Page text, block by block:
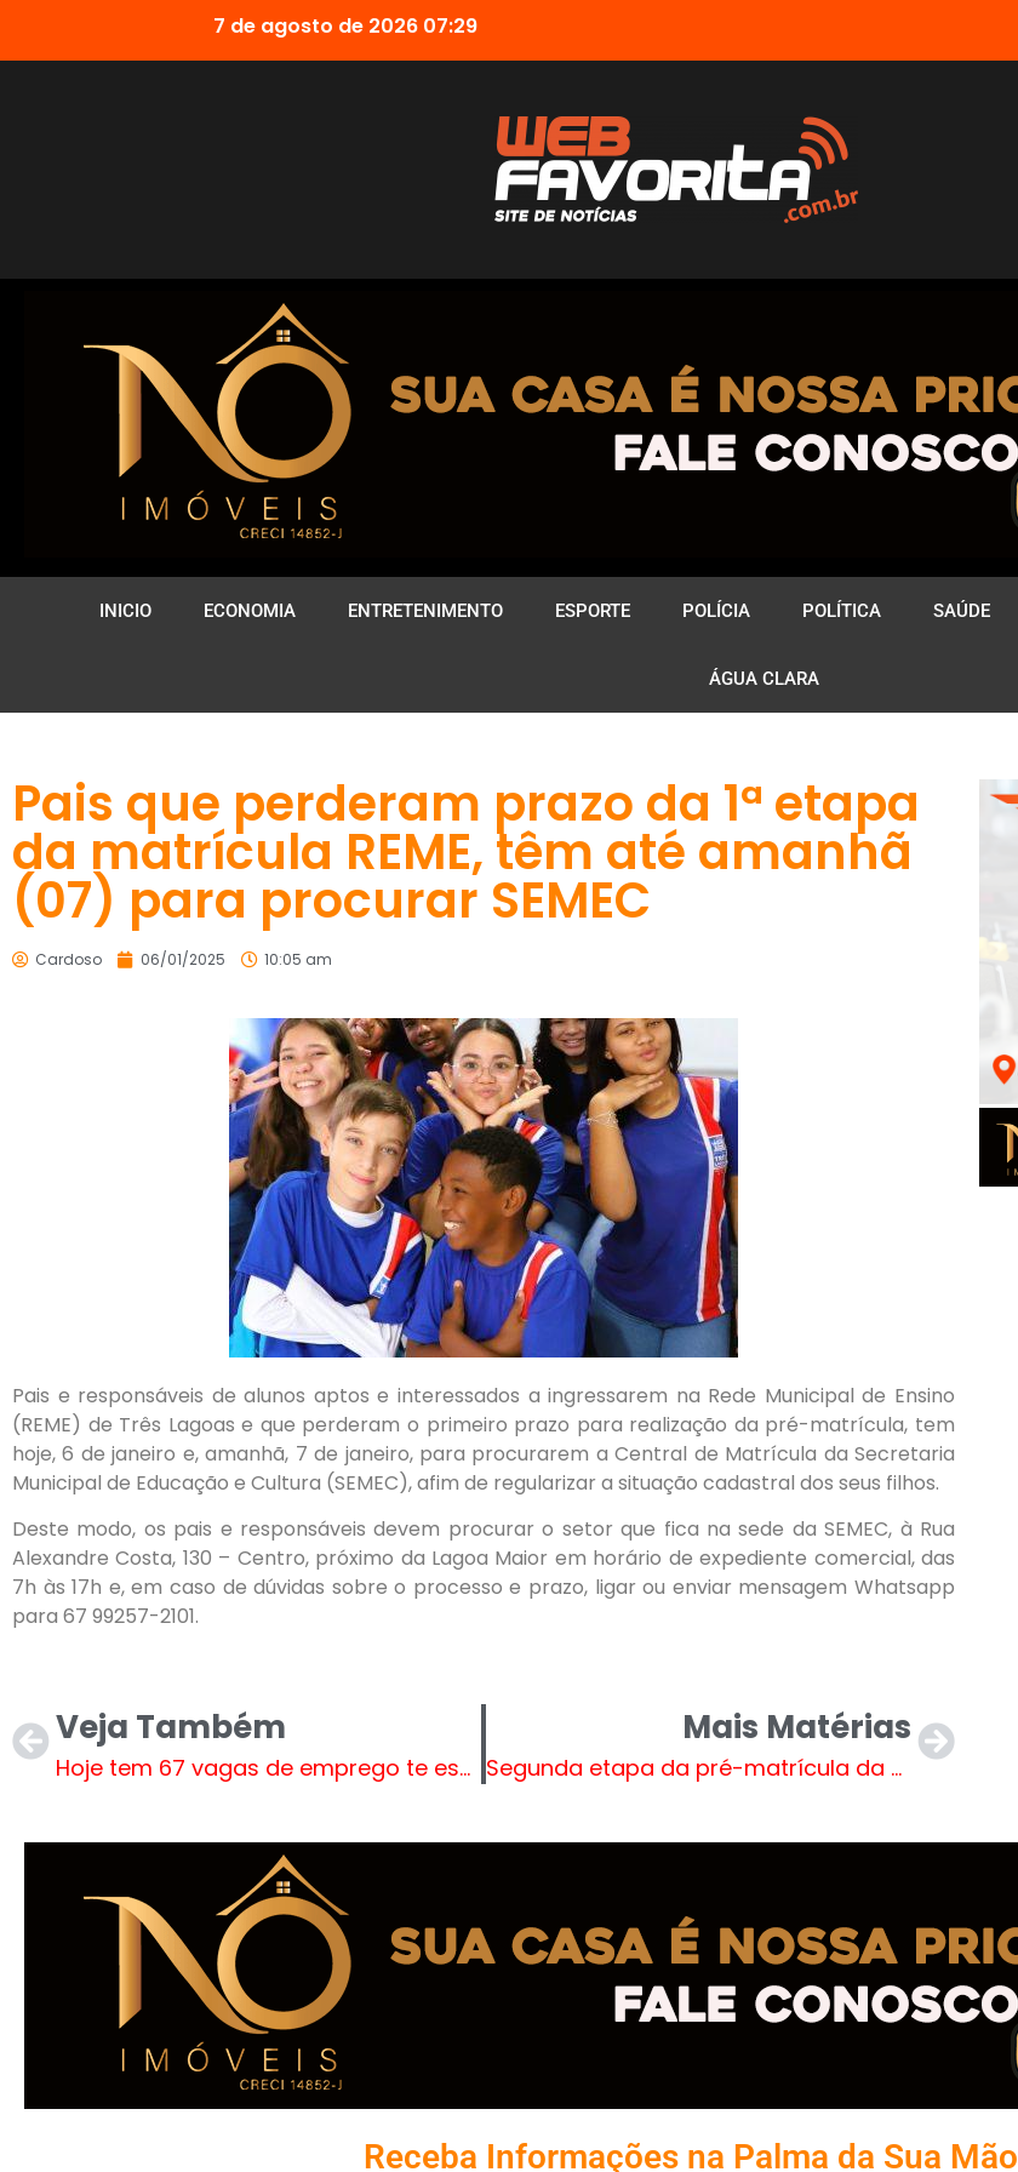
7 de agosto de 2026 07:29
INICIO ECONOMIA ENTRETENIMENTO ESPORTE POLÍCIA POLÍTICA SAÚDE
ÁGUA CLARA
Pais que perderam prazo da 1ª etapa
da matrícula REME, têm até amanhã
(07) para procurar SEMEC
Cardoso 06/01/2025 10:05 am
Pais e responsáveis de alunos aptos e interessados a ingressarem na Rede Municipal de Ensino
(REME) de Três Lagoas e que perderam o primeiro prazo para realização da pré-matrícula, tem
hoje, 6 de janeiro e, amanhã, 7 de janeiro, para procurarem a Central de Matrícula da Secretaria
Municipal de Educação e Cultura (SEMEC), afim de regularizar a situação cadastral dos seus filhos.
Deste modo, os pais e responsáveis devem procurar o setor que fica na sede da SEMEC, à Rua
Alexandre Costa, 130 – Centro, próximo da Lagoa Maior em horário de expediente comercial, das
7h às 17h e, em caso de dúvidas sobre o processo e prazo, ligar ou enviar mensagem Whatsapp
para 67 99257-2101.
Veja Também
Hoje tem 67 vagas de emprego te esperando na Casa do Trabalhador em Três Lagoas
Mais Matérias
Segunda etapa da pré-matrícula da REME inicia nesta quarta-feira (8). Veja onde fazer
Receba Informações na Palma da Sua Mão